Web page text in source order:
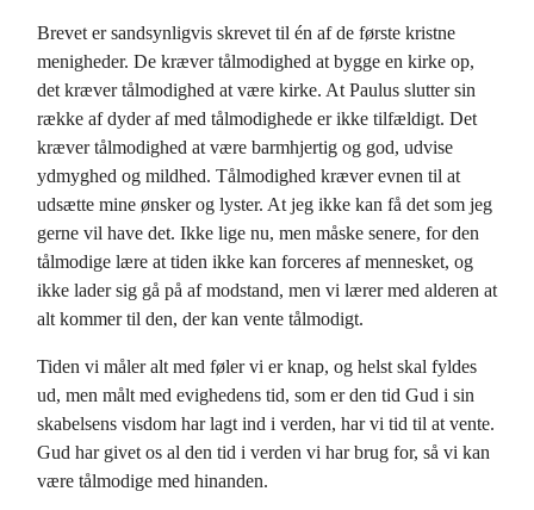
Brevet er sandsynligvis skrevet til én af de første kristne
menigheder. De kræver tålmodighed at bygge en kirke op,
det kræver tålmodighed at være kirke. At Paulus slutter sin
række af dyder af med tålmodighede er ikke tilfældigt. Det
kræver tålmodighed at være barmhjertig og god, udvise
ydmyghed og mildhed. Tålmodighed kræver evnen til at
udsætte mine ønsker og lyster. At jeg ikke kan få det som jeg
gerne vil have det. Ikke lige nu, men måske senere, for den
tålmodige lære at tiden ikke kan forceres af mennesket, og
ikke lader sig gå på af modstand, men vi lærer med alderen at
alt kommer til den, der kan vente tålmodigt.
Tiden vi måler alt med føler vi er knap, og helst skal fyldes
ud, men målt med evighedens tid, som er den tid Gud i sin
skabelsens visdom har lagt ind i verden, har vi tid til at vente.
Gud har givet os al den tid i verden vi har brug for, så vi kan
være tålmodige med hinanden.